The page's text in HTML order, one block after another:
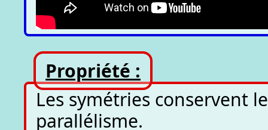
Propriété :
Les symétries conservent
parallélisme.